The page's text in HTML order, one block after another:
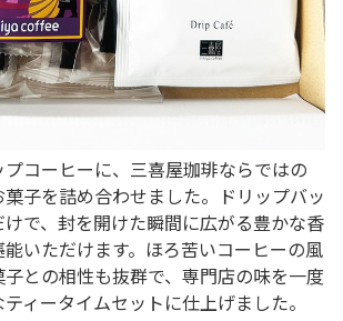
コーヒーに、三喜屋珈琲ならではの
菓子を詰め合わせました。ドリップバッ
で、封を開けた瞬間に広がる豊かな香
いただけます。ほろ苦いコーヒーの風
との相性も抜群で、専門店の味を一度
ィータイムセットに仕上げました。